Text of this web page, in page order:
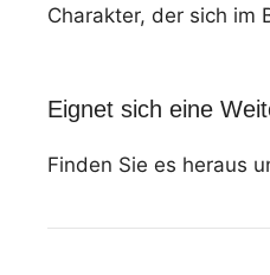
Charakter, der sich im
Eignet sich eine
Finden Sie es heraus